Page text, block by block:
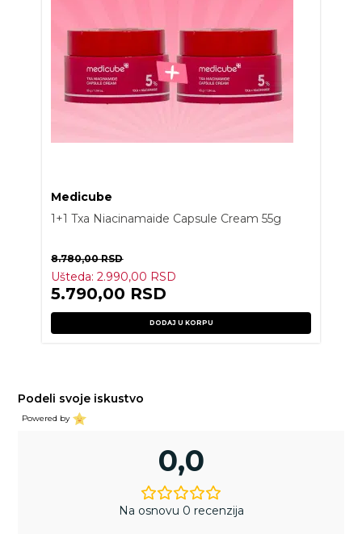
Medicube
1+1 Txa Niacinamaide Capsule Cream 55g
8.780,00RSD
Ušteda:2.990,00 RSD
5.790,00 RSD
DODAJ U KORPU
Podeli svoje iskustvo
Powered by
0,0
Na osnovu 0 recenzija